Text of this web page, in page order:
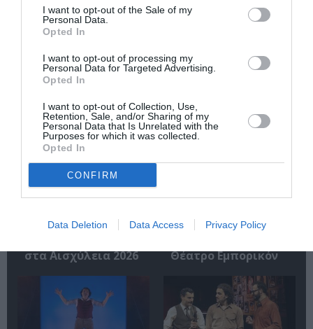
I want to opt-out of the Sale of my
Personal Data.
Opted In
I want to opt-out of processing my
Personal Data for Targeted Advertising.
Opted In
I want to opt-out of Collection, Use,
Retention, Sale, and/or Sharing of my
Personal Data that Is Unrelated with the
Purposes for which it was collected.
Opted In
CONFIRM
Data Deletion Data Access Privacy Policy
Ακολουθήστε το Culturenow.gr
Ευριπίδη σε
σκηνοθεσία
στα Αισχύλεια 2026
θανάτου», της
Βαλέριας
Θέατρο Εμπορικόν